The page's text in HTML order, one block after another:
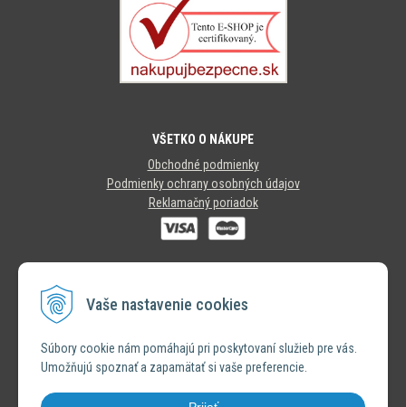
Vaše nastavenie cookies
Súbory cookie nám pomáhajú pri poskytovaní služieb pre vás.
Umožňujú spoznať a zapamätať si vaše preferencie.
VŠETKO O NÁKUPE
Obchodné podmienky
Podmienky ochrany osobných údajov
Reklamačný poriadok
SLEDUJTE NÁS